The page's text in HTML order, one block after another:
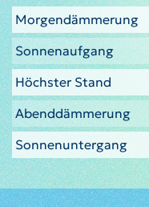
Morgendämmerung
Sonnenaufgang
Höchster Stand
Abenddämmerung
Sonnenuntergang